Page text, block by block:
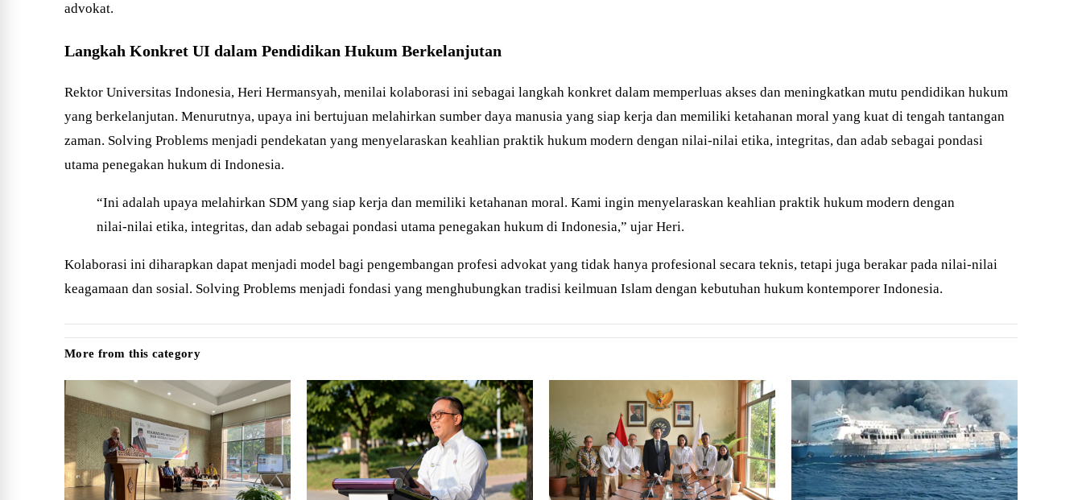
advokat.
Langkah Konkret UI dalam Pendidikan Hukum Berkelanjutan
Rektor Universitas Indonesia, Heri Hermansyah, menilai kolaborasi ini sebagai langkah konkret dalam memperluas akses dan meningkatkan mutu pendidikan hukum
yang berkelanjutan. Menurutnya, upaya ini bertujuan melahirkan sumber daya manusia yang siap kerja dan memiliki ketahanan moral yang kuat di tengah tantangan
zaman. Solving Problems menjadi pendekatan yang menyelaraskan keahlian praktik hukum modern dengan nilai-nilai etika, integritas, dan adab sebagai pondasi
utama penegakan hukum di Indonesia.
“Ini adalah upaya melahirkan SDM yang siap kerja dan memiliki ketahanan moral. Kami ingin menyelaraskan keahlian praktik hukum modern dengan
nilai-nilai etika, integritas, dan adab sebagai pondasi utama penegakan hukum di Indonesia,” ujar Heri.
Kolaborasi ini diharapkan dapat menjadi model bagi pengembangan profesi advokat yang tidak hanya profesional secara teknis, tetapi juga berakar pada nilai-nilai
keagamaan dan sosial. Solving Problems menjadi fondasi yang menghubungkan tradisi keilmuan Islam dengan kebutuhan hukum kontemporer Indonesia.
More from this category